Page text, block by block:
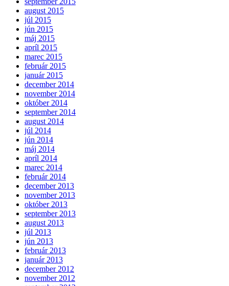
august 2015
júl 2015
jún 2015
máj 2015
apríl 2015
marec 2015
február 2015
január 2015
december 2014
november 2014
október 2014
september 2014
august 2014
júl 2014
jún 2014
máj 2014
apríl 2014
marec 2014
február 2014
december 2013
november 2013
október 2013
september 2013
august 2013
júl 2013
jún 2013
február 2013
január 2013
december 2012
november 2012